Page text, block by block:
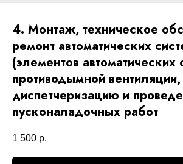
4. Монтаж, техническое
ремонт автоматических
(элементов автоматических
противодымной
диспетчеризацию и
пусконаладочных работ
1 500 р.